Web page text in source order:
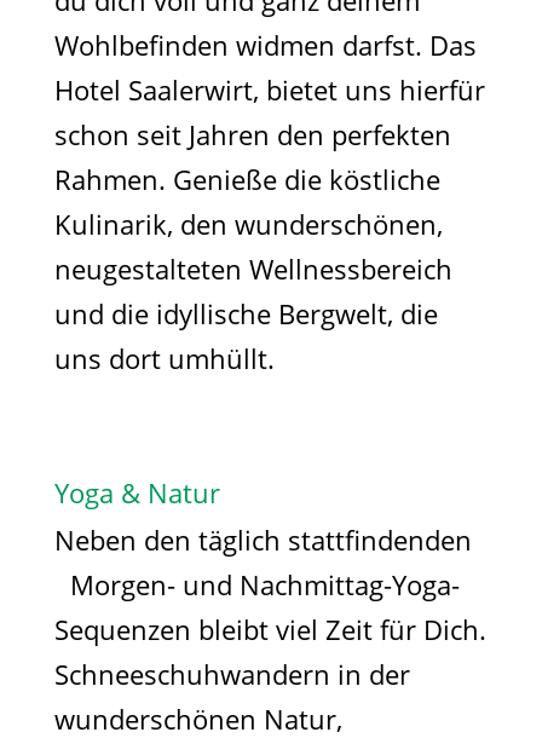
Wohlbefinden widmen darfst. Das
Hotel Saalerwirt, bietet uns hierfür
schon seit Jahren den perfekten
Rahmen. Genieße die köstliche
Kulinarik, den wunderschönen,
neugestalteten Wellnessbereich
und die idyllische Bergwelt, die
uns dort umhüllt.
Yoga & Natur
Neben den täglich stattfindenden
Morgen- und Nachmittag-Yoga-
Sequenzen bleibt viel Zeit für Dich.
Schneeschuhwandern in der
wunderschönen Natur,